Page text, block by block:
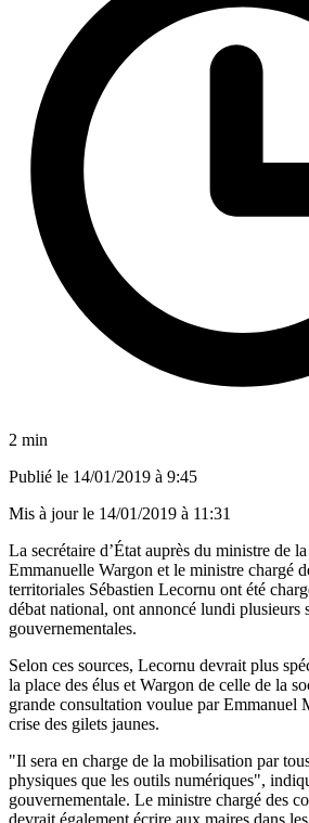
2 min
Publié le 14/01/2019 à 9:45
Mis à jour le 14/01/2019 à 11:31
La secrétaire d’État auprès du ministre de
Emmanuelle Wargon et le ministre chargé
territoriales Sébastien Lecornu ont été
débat national, ont annoncé lundi plusieurs
gouvernementales.
Selon ces sources, Lecornu devrait plus
la place des élus et Wargon de celle de la
grande consultation voulue par Emmanuel
crise des gilets jaunes.
"Il sera en charge de la mobilisation par
physiques que les outils numériques",
gouvernementale. Le ministre chargé des
devrait également écrire aux maires dans